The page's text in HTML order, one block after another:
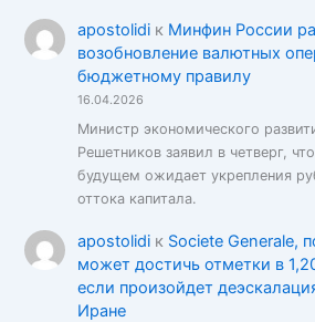
apostolidiк Минфин России
возобновление валютных
бюджетному правилу
16.04.2026
Министр экономического
Решетников заявил в четверг,
будущем ожидает укрепления
оттока капитала.
apostolidiк Societe Generale,
может достичь отметки в
если произойдет
Иране